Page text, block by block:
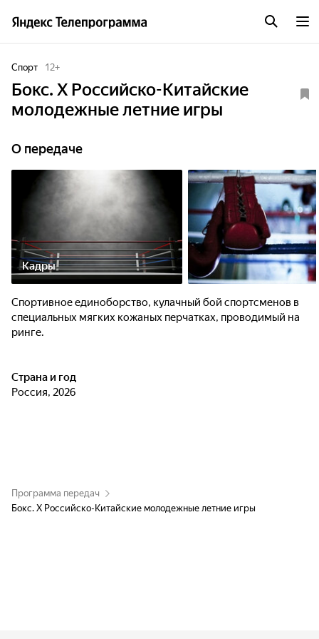
Спорт 12+
Бокс. Х Российско-Китайские
молодежные летние игры
О передаче
Кадры
Спортивное единоборство, кулачный бой спортсменов в
специальных мягких кожаных перчатках, проводимый на
ринге.
Страна и год
Россия, 2026
Программа передач
Бокс. Х Российско-Китайские молодежные летние игры